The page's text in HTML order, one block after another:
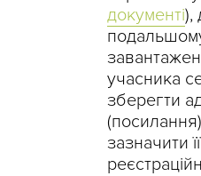
документі),
учасника
зберегти
зазначити